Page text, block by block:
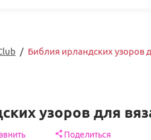
/ Библия ирландских
узоров для
Поделиться